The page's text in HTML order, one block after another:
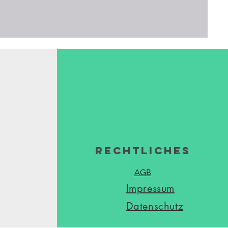
Rechtliches
AGB
Impressum
Datenschutz